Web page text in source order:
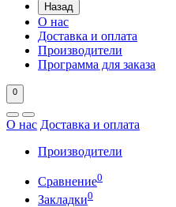
Назад
О нас
Доставка и оплата
Производители
Программа для заказа
0
О нас Доставка и оплата
Производители
Сравнение0
Закладки0